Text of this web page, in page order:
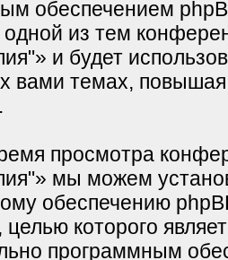
обеспечением
из тем
и будет
вами темах,
просмотра
мы можем
обеспечению
целью которого
программным